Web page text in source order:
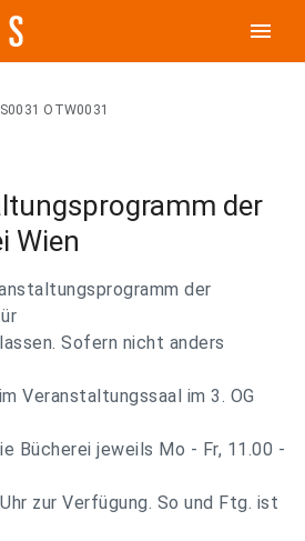
menu
OTW0031
der
Wien
der
Sofern nicht anders
Veranstaltungssaal im 3. OG
Bücherei jeweils Mo - Fr, 11.00 -
zur Verfügung. So und Ftg. ist